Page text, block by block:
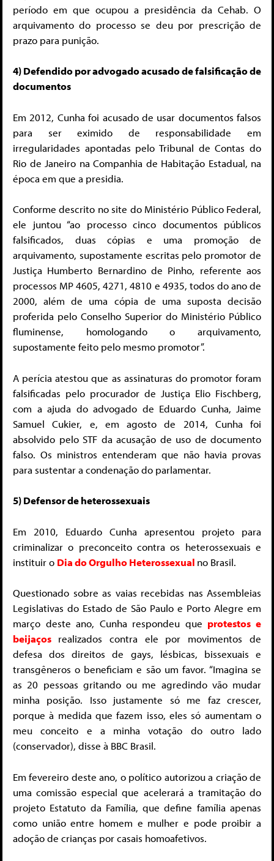
período em que ocupou a presidência da Cehab. O
arquivamento do processo se deu por prescrição de
prazo para punição.
4) Defendido por advogado acusado de falsificação de
documentos
Em 2012, Cunha foi acusado de usar documentos falsos
para ser eximido de responsabilidade em
irregularidades apontadas pelo Tribunal de Contas do
Rio de Janeiro na Companhia de Habitação Estadual, na
época em que a presidia.
Conforme descrito no site do Ministério Público Federal,
ele juntou “ao processo cinco documentos públicos
falsificados, duas cópias e uma promoção de
arquivamento, supostamente escritas pelo promotor de
Justiça Humberto Bernardino de Pinho, referente aos
processos MP 4605, 4271, 4810 e 4935, todos do ano de
2000, além de uma cópia de uma suposta decisão
proferida pelo Conselho Superior do Ministério Público
fluminense, homologando o arquivamento,
supostamente feito pelo mesmo promotor”.
A perícia atestou que as assinaturas do promotor foram
falsificadas pelo procurador de Justiça Elio Fischberg,
com a ajuda do advogado de Eduardo Cunha, Jaime
Samuel Cukier, e, em agosto de 2014, Cunha foi
absolvido pelo STF da acusação de uso de documento
falso. Os ministros entenderam que não havia provas
para sustentar a condenação do parlamentar.
5) Defensor de heterossexuais
Em 2010, Eduardo Cunha apresentou projeto para
criminalizar o preconceito contra os heterossexuais e
instituir o Dia do Orgulho Heterossexual no Brasil.
Questionado sobre as vaias recebidas nas Assembleias
Legislativas do Estado de São Paulo e Porto Alegre em
março deste ano, Cunha respondeu que protestos e
beijaços realizados contra ele por movimentos de
defesa dos direitos de gays, lésbicas, bissexuais e
transgêneros o beneficiam e são um favor. “Imagina se
as 20 pessoas gritando ou me agredindo vão mudar
minha posição. Isso justamente só me faz crescer,
porque à medida que fazem isso, eles só aumentam o
meu conceito e a minha votação do outro lado
(conservador), disse à BBC Brasil.
Em fevereiro deste ano, o político autorizou a criação de
uma comissão especial que acelerará a tramitação do
projeto Estatuto da Família, que define família apenas
como união entre homem e mulher e pode proibir a
adoção de crianças por casais homoafetivos.